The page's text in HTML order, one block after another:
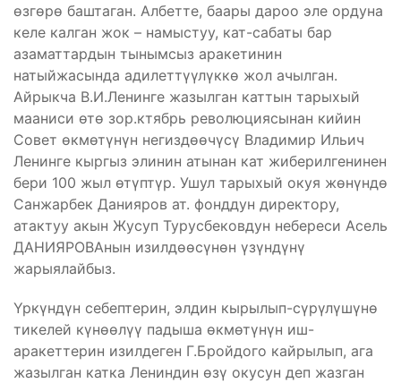
өзгөрө баштаган. Албетте, баары дароо эле ордуна
келе калган жок – намыстуу, кат-сабаты бар
азаматтардын тынымсыз аракетинин
натыйжасында адилеттүүлүккө жол ачылган.
Айрыкча В.И.Ленинге жазылган каттын тарыхый
мааниси өтө зор.ктябрь революциясынан кийин
Совет өкмөтүнүн негиздөөчүсү Владимир Ильич
Ленинге кыргыз элинин атынан кат жиберилгенинен
бери 100 жыл өтүптүр. Ушул тарыхый окуя жөнүндө
Санжарбек Данияров ат. фонддун директору,
атактуу акын Жусуп Турусбековдун небереси Асель
ДАНИЯРОВАнын изилдөөсүнөн үзүндүнү
жарыялайбыз.
Үркүндүн себептерин, элдин кырылып-сүрүлүшүнө
тикелей күнөөлүү падыша өкмөтүнүн иш-
аракеттерин изилдеген Г.Бройдого кайрылып, ага
жазылган катка Лениндин өзү окусун деп жазган